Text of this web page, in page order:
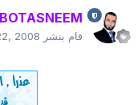
قام بنشر 2008